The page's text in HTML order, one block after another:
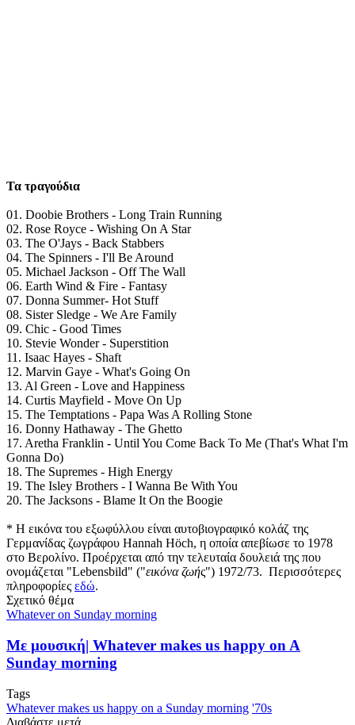
Τα τραγούδια
01. Doobie Brothers - Long Train Running
02. Rose Royce - Wishing On A Star
03. Τhe O'Jays - Back Stabbers
04. The Spinners - I'll Be Around
05. Michael Jackson - Off The Wall
06. Earth Wind & Fire - Fantasy
07. Donna Summer- Hot Stuff
08. Sister Sledge - We Are Family
09. Chic - Good Times
10. Stevie Wonder - Superstition
11. Isaac Hayes - Shaft
12. Marvin Gaye - What's Going On
13. Al Green - Love and Happiness
14. Curtis Mayfield - Move On Up
15. The Temptations - Papa Was A Rolling Stone
16. Donny Hathaway - The Ghetto
17. Aretha Franklin - Until You Come Back To Me (That's What I'm
Gonna Do)
18. The Supremes - High Energy
19. The Isley Brothers - I Wanna Be With You
20. The Jacksons - Blame It On the Boogie
* Η εικόνα του εξωφύλλου είναι αυτοβιογραφικό κολάζ της
Γερμανίδας ζωγράφου Hannah Höch, η οποία απεβίωσε το 1978
στο Βερολίνο. Προέρχεται από την τελευταία δουλειά της που
ονομάζεται "Lebensbild" ("εικόνα ζωής") 1972/73. Περισσότερες
πληροφορίες εδώ.
Σχετικό θέμα
Whatever on Sunday morning
Με μουσική| Whatever makes us happy on A
Sunday morning
Tags
Whatever makes us happy on a Sunday morning '70s
Διαβάστε μετά